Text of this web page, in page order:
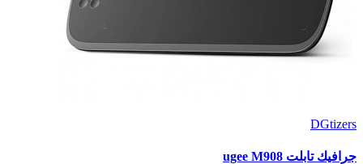
DGtizers
جرافيك تابلت ugee M908